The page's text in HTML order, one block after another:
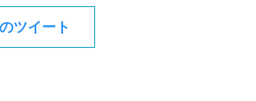
ツイート